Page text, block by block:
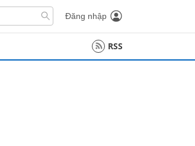
Đăng nhập
RSS